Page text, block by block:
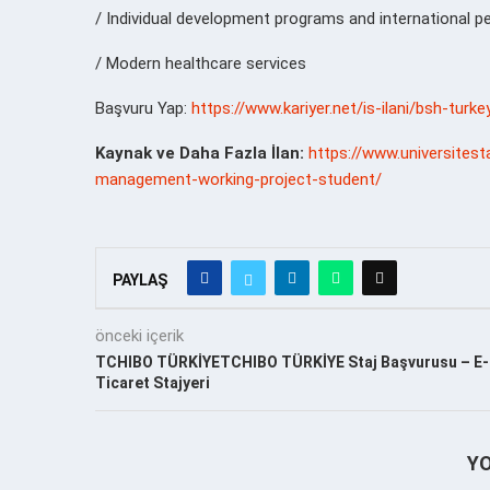
/ Individual development programs and international
/ Modern healthcare services
Başvuru Yap: https://www.kariyer.net/is-ilani/bsh-
Kaynak ve Daha Fazla İlan: https://
management-working-project-student/
PAYLAŞ
önceki içerik
TCHIBO TÜRKİYETCHIBO TÜRKİYE Staj Başvurusu – E-
Ticaret Stajyeri